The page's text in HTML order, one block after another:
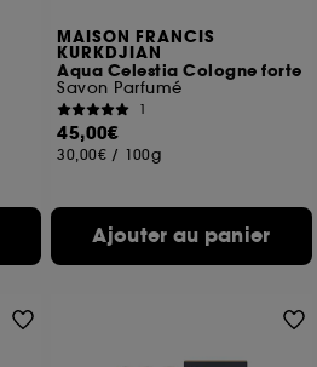
MAISON FRANCIS
KURKDJIAN
Aqua Celestia Cologne forte
Savon Parfumé
1
45,00€
30,00€ / 100g
Ajouter au panier